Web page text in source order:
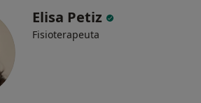
Elisa Petiz
Fisioterapeuta